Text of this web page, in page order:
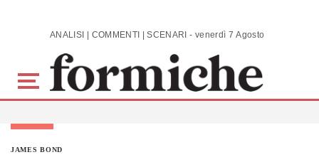
Skip to main content ANALISI | COMMENTI | SCENARI - venerdì 7 Agosto 2026
JAMES BOND